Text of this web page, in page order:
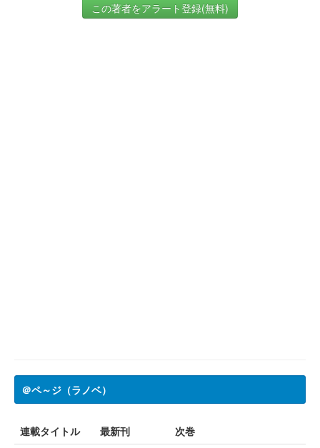
この著者をアラート登録(無料)
＠ペ～ジ（ラノベ）
連載タイトル 最新刊
次巻